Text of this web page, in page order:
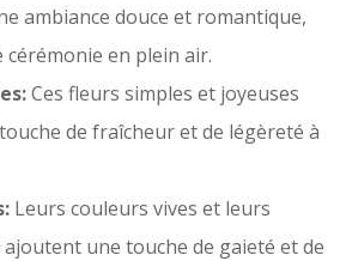
ambiance douce et romantique,
en plein air.
Ces fleurs simples et joyeuses
de fraîcheur et de légèreté à
Leurs couleurs vives et leurs
ajoutent une touche de gaieté et de